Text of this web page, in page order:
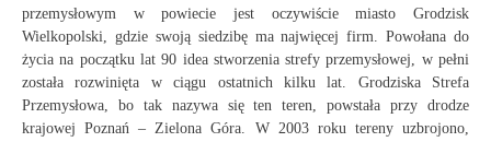
przemysłowym w powiecie jest oczywiście miasto Grodzisk
Wielkopolski, gdzie swoją siedzibę ma najwięcej firm. Powołana do
życia na początku lat 90 idea stworzenia strefy przemysłowej, w pełni
została rozwinięta w ciągu ostatnich kilku lat. Grodziska Strefa
Przemysłowa, bo tak nazywa się ten teren, powstała przy drodze
krajowej Poznań – Zielona Góra. W 2003 roku tereny uzbrojono,